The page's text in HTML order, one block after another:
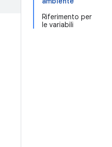
Riferimento per
le variabili